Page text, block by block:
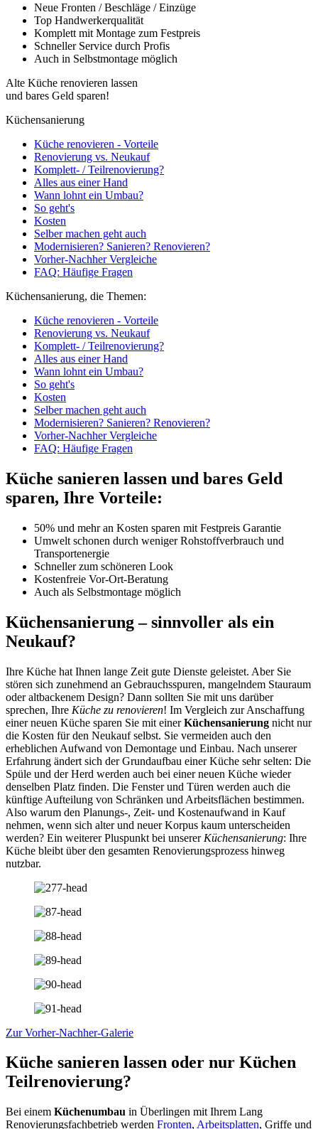
Neue Fronten / Beschläge / Einzüge
Top Handwerkerqualität
Komplett mit Montage zum Festpreis
Schneller Service durch Profis
Auch in Selbstmontage möglich
Alte Küche renovieren lassen
und bares Geld sparen!
Küchensanierung
Küche renovieren - Vorteile
Renovierung vs. Neukauf
Komplett- / Teilrenovierung?
Alles aus einer Hand
Wann lohnt ein Umbau?
So geht's
Kosten
Selber machen geht auch
Modernisieren? Sanieren? Renovieren?
Vorher-Nachher Vergleiche
FAQ: Häufige Fragen
Küchensanierung, die Themen:
Küche renovieren - Vorteile
Renovierung vs. Neukauf
Komplett- / Teilrenovierung?
Alles aus einer Hand
Wann lohnt ein Umbau?
So geht's
Kosten
Selber machen geht auch
Modernisieren? Sanieren? Renovieren?
Vorher-Nachher Vergleiche
FAQ: Häufige Fragen
Küche sanieren lassen und bares Geld
sparen, Ihre Vorteile:
50% und mehr an Kosten sparen mit Festpreis Garantie
Umwelt schonen durch weniger Rohstoffverbrauch und
Transportenergie
Schneller zum schöneren Look
Kostenfreie Vor-Ort-Beratung
Auch als Selbstmontage möglich
Küchensanierung – sinnvoller als ein
Neukauf?
Ihre Küche hat Ihnen lange Zeit gute Dienste geleistet. Aber Sie
stören sich zunehmend an Gebrauchsspuren, mangelndem Stauraum
oder altbackenem Design? Dann sollten Sie mit uns darüber
sprechen, Ihre Küche zu renovieren! Im Vergleich zur Anschaffung
einer neuen Küche sparen Sie mit einerKüchensanierung nicht nur
die Kosten für den Neukauf selbst. Sie vermeiden auch den
erheblichen Aufwand von Demontage und Einbau. Nach unserer
Erfahrung ändert sich der Grundaufbau einer Küche sehr selten: Die
Spüle und der Herd werden auch bei einer neuen Küche wieder
denselben Platz finden. Die Fenster und Türen werden auch die
künftige Aufteilung von Schränken und Arbeitsflächen bestimmen.
Also warum den Planungs-, Zeit- und Kostenaufwand in Kauf
nehmen, wenn sich alter und neuer Korpus kaum unterscheiden
werden? Ein weiterer Pluspunkt bei unserer Küchensanierung: Ihre
Küche bleibt über den gesamten Renovierungsprozess hinweg
nutzbar.
Zur Vorher-Nachher-Galerie
Küche sanieren lassen oder nur Küchen
Teilrenovierung?
Bei einem Küchenumbau in Überlingen mit Ihrem Lang
Renovierungsfachbetrieb werden Fronten, Arbeitsplatten, Griffe und